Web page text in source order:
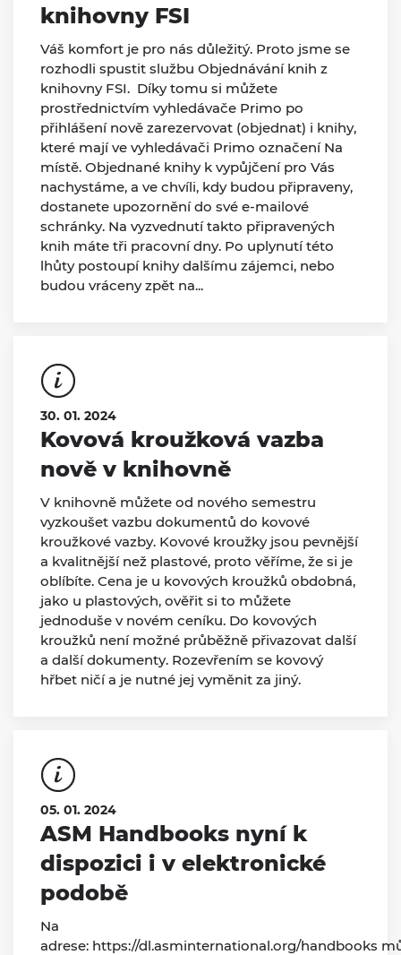
knihovny FSI
Váš komfort je pro nás důležitý. Proto jsme se
rozhodli spustit službu Objednávání knih z
knihovny FSI. Díky tomu si můžete
prostřednictvím vyhledávače Primo po
přihlášení nově zarezervovat (objednat) i knihy,
které mají ve vyhledávači Primo označení Na
místě. Objednané knihy k vypůjčení pro Vás
nachystáme, a ve chvíli, kdy budou připraveny,
dostanete upozornění do své e-mailové
schránky. Na vyzvednutí takto připravených
knih máte tři pracovní dny. Po uplynutí této
lhůty postoupí knihy dalšímu zájemci, nebo
budou vráceny zpět na...
30. 01. 2024
Kovová kroužková vazba
nově v knihovně
V knihovně můžete od nového semestru
vyzkoušet vazbu dokumentů do kovové
kroužkové vazby. Kovové kroužky jsou pevnější
a kvalitnější než plastové, proto věříme, že si je
oblíbíte. Cena je u kovových kroužků obdobná,
jako u plastových, ověřit si to můžete
jednoduše v novém ceníku. Do kovových
kroužků není možné průběžně přivazovat další
a další dokumenty. Rozevřením se kovový
hřbet ničí a je nutné jej vyměnit za jiný.
05. 01. 2024
ASM Handbooks nyní k
dispozici i v elektronické
podobě
Na
adrese: https://dl.asminternational.org/handbooks